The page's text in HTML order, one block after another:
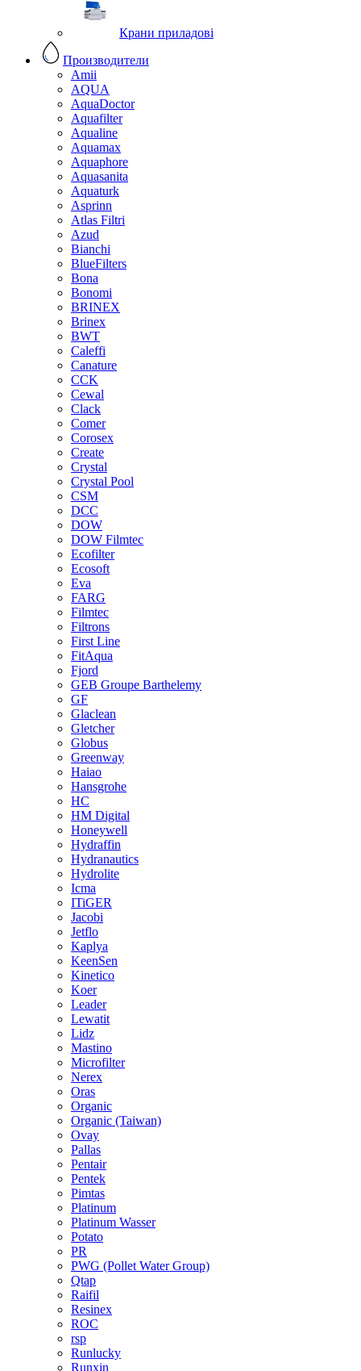
Крани приладові
Производители
Amii
AQUA
AquaDoctor
Aquafilter
Aqualine
Aquamax
Aquaphore
Aquasanita
Aquaturk
Asprinn
Atlas Filtri
Azud
Bianchi
BlueFilters
Bona
Bonomi
BRINEX
Brinex
BWT
Caleffi
Canature
CCK
Cewal
Clack
Comer
Corosex
Create
Crystal
Crystal Pool
CSM
DCC
DOW
DOW Filmtec
Ecofilter
Ecosoft
Eva
FARG
Filmtec
Filtrons
First Line
FitAqua
Fjord
GEB Groupe Barthelemy
GF
Glaclean
Gletcher
Globus
Greenway
Haiao
Hansgrohe
HC
HM Digital
Honeywell
Hydraffin
Hydranautics
Hydrolite
Icma
ITiGER
Jacobi
Jetflo
Kaplya
KeenSen
Kinetico
Koer
Leader
Lewatit
Lidz
Mastino
Microfilter
Nerex
Oras
Organic
Organic (Taiwan)
Ovay
Pallas
Pentair
Pentek
Pimtas
Platinum
Platinum Wasser
Potato
PR
PWG (Pollet Water Group)
Qtap
Raifil
Resinex
ROC
rsp
Runlucky
Runxin